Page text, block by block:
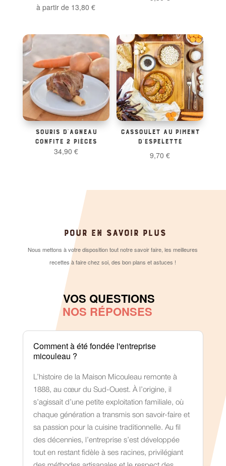
à partir de 13,80€
SOURIS D’AGNEAU
CONFITE 2 PIÈCES
34,90 €
CASSOULET AU PIMENT
D’ESPELETTE
9,70€
POUR EN SAVOIR PLUS
Nous mettons à votre disposition tout notre savoir faire, les meilleures
recettes à faire chez soi, des bon plans et astuces !
VOS QUESTIONS
NOS RÉPONSES
Comment à été fondée l'entreprise
micouleau ?
L’histoire de la Maison Micouleau remonte à
1888, au cœur du Sud-Ouest. À l’origine, il
s’agissait d’une petite exploitation familiale, où
chaque génération a transmis son savoir-faire et
sa passion pour la cuisine traditionnelle. Au fil
des décennies, l’entreprise s’est développée
tout en restant fidèle à ses racines, privilégiant